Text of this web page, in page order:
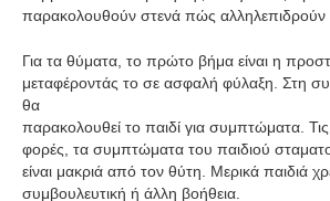
παρακολουθούν στενά πώς αλληλεπιδρούν
Για τα θύματα, το πρώτο βήμα είναι η
μεταφέροντάς το σε ασφαλή φύλαξη. Στη
θα
παρακολουθεί το παιδί για συμπτώματα.
φορές, τα συμπτώματα του παιδιού
είναι μακριά από τον θύτη. Μερικά παιδιά
συμβουλευτική ή άλλη βοήθεια.